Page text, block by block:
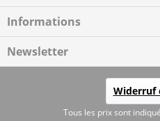
Informations
Newsletter
Widerruf
Tous les prix sont